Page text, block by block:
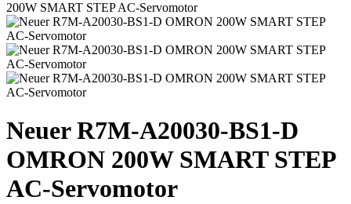
200W SMART STEP AC-Servomotor
Neuer R7M-A20030-BS1-D
OMRON 200W SMART STEP
AC-Servomotor